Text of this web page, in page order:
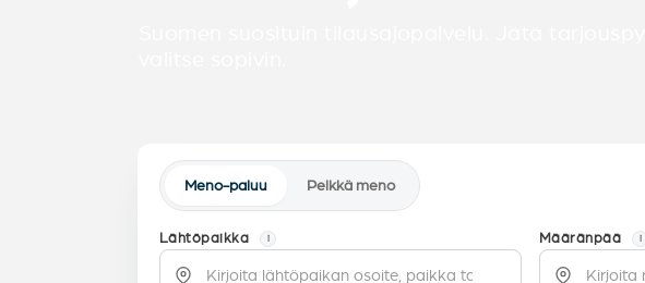
Meno-paluu Pelkkä meno
Lähtöpaikka i Määränpää i